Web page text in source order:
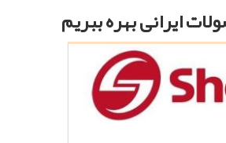
ایرانی بهره ببریم